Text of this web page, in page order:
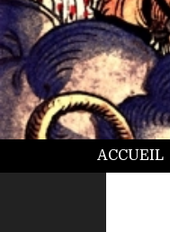
ACCUEIL